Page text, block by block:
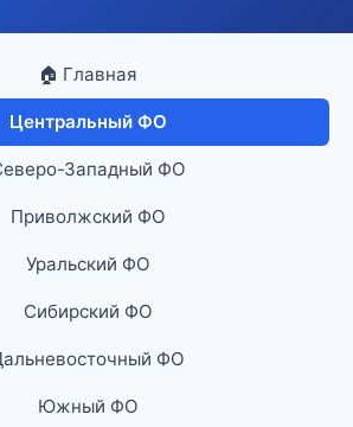
🏠 Главная
Центральный ФО
Западный ФО
Приволжский ФО
Уральский ФО
Сибирский ФО
ФО
Южный ФО